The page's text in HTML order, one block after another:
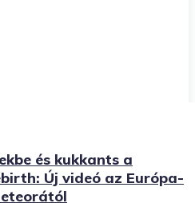
és kukkants a
Új videó az Európa-